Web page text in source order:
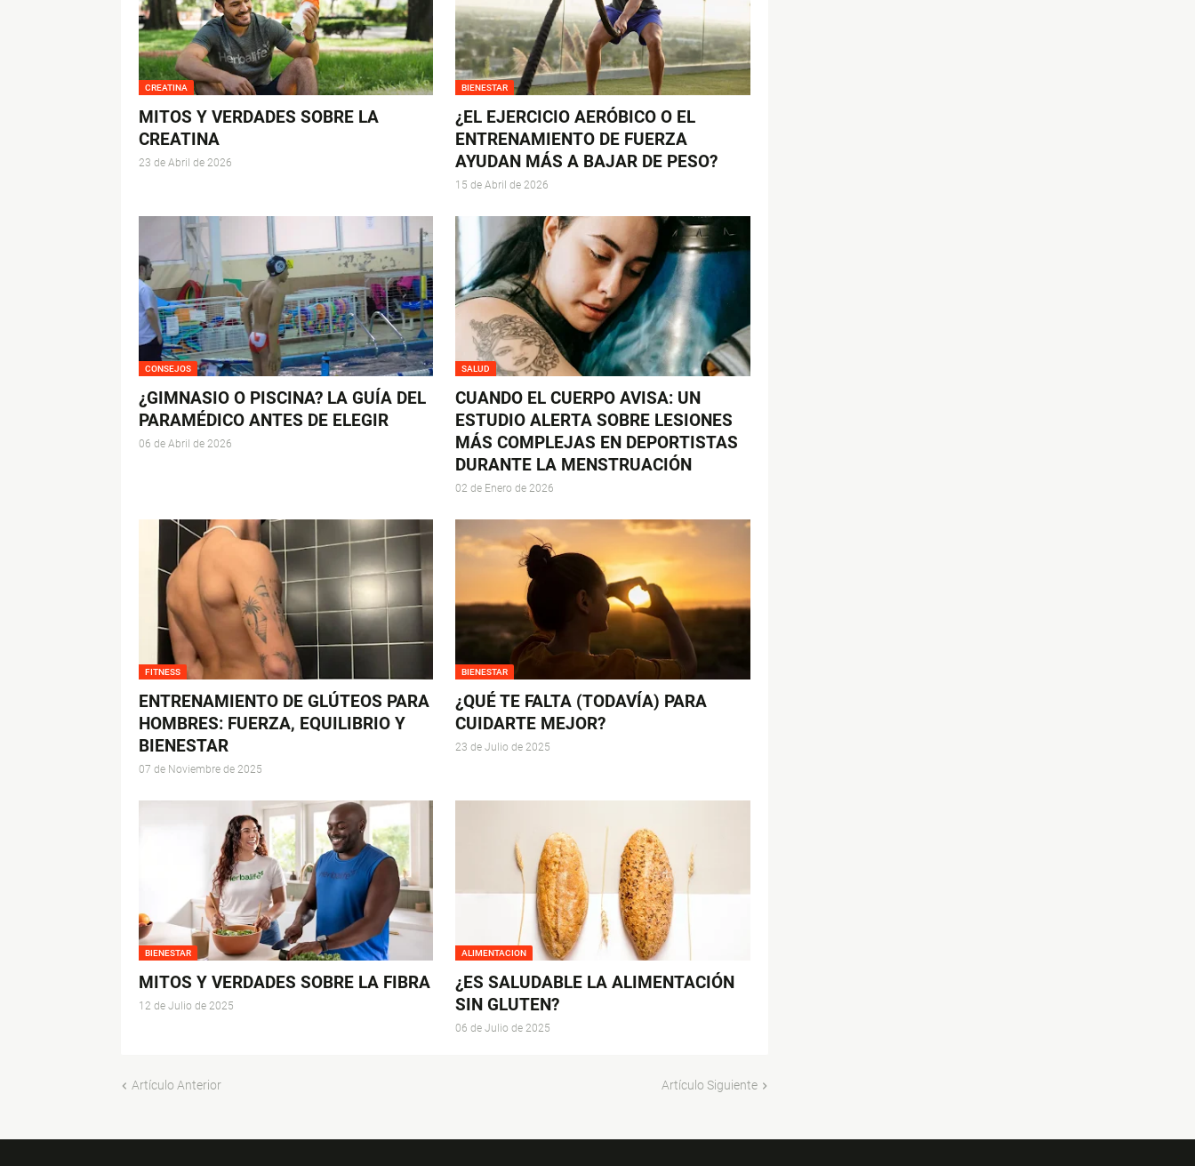
CREATINA
MITOS Y VERDADES SOBRE LA
CREATINA
23 de Abril de 2026
BIENESTAR
¿EL EJERCICIO AERÓBICO O EL
ENTRENAMIENTO DE FUERZA
AYUDAN MÁS A BAJAR DE PESO?
15 de Abril de 2026
CONSEJOS
¿GIMNASIO O PISCINA? LA GUÍA DEL
PARAMÉDICO ANTES DE ELEGIR
06 de Abril de 2026
SALUD
CUANDO EL CUERPO AVISA: UN
ESTUDIO ALERTA SOBRE LESIONES
MÁS COMPLEJAS EN DEPORTISTAS
DURANTE LA MENSTRUACIÓN
02 de Enero de 2026
FITNESS
ENTRENAMIENTO DE GLÚTEOS PARA
HOMBRES: FUERZA, EQUILIBRIO Y
BIENESTAR
07 de Noviembre de 2025
BIENESTAR
¿QUÉ TE FALTA (TODAVÍA) PARA
CUIDARTE MEJOR?
23 de Julio de 2025
BIENESTAR
MITOS Y VERDADES SOBRE LA FIBRA
12 de Julio de 2025
ALIMENTACION
¿ES SALUDABLE LA ALIMENTACIÓN
SIN GLUTEN?
06 de Julio de 2025
Artículo Anterior Artículo Siguiente